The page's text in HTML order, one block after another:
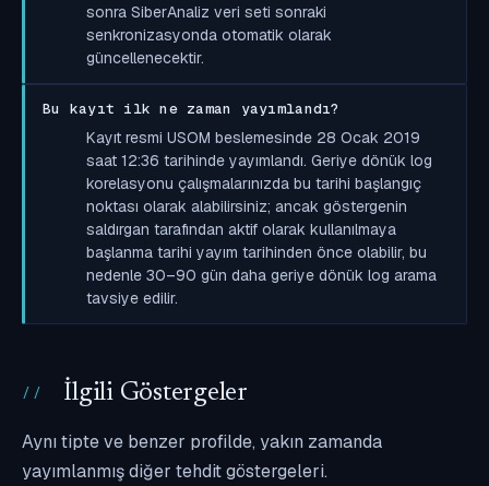
sonra SiberAnaliz veri seti sonraki
senkronizasyonda otomatik olarak
güncellenecektir.
Bu kayıt ilk ne zaman yayımlandı?
Kayıt resmi USOM beslemesinde 28 Ocak 2019
saat 12:36 tarihinde yayımlandı. Geriye dönük log
korelasyonu çalışmalarınızda bu tarihi başlangıç
noktası olarak alabilirsiniz; ancak göstergenin
saldırgan tarafından aktif olarak kullanılmaya
başlanma tarihi yayım tarihinden önce olabilir, bu
nedenle 30–90 gün daha geriye dönük log arama
tavsiye edilir.
İlgili Göstergeler
Aynı tipte ve benzer profilde, yakın zamanda
yayımlanmış diğer tehdit göstergeleri.